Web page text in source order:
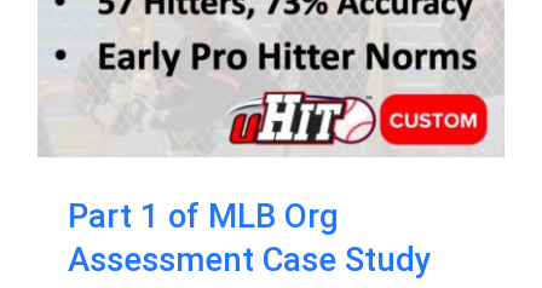
Part 1 of MLB Org
Assessment Case Study